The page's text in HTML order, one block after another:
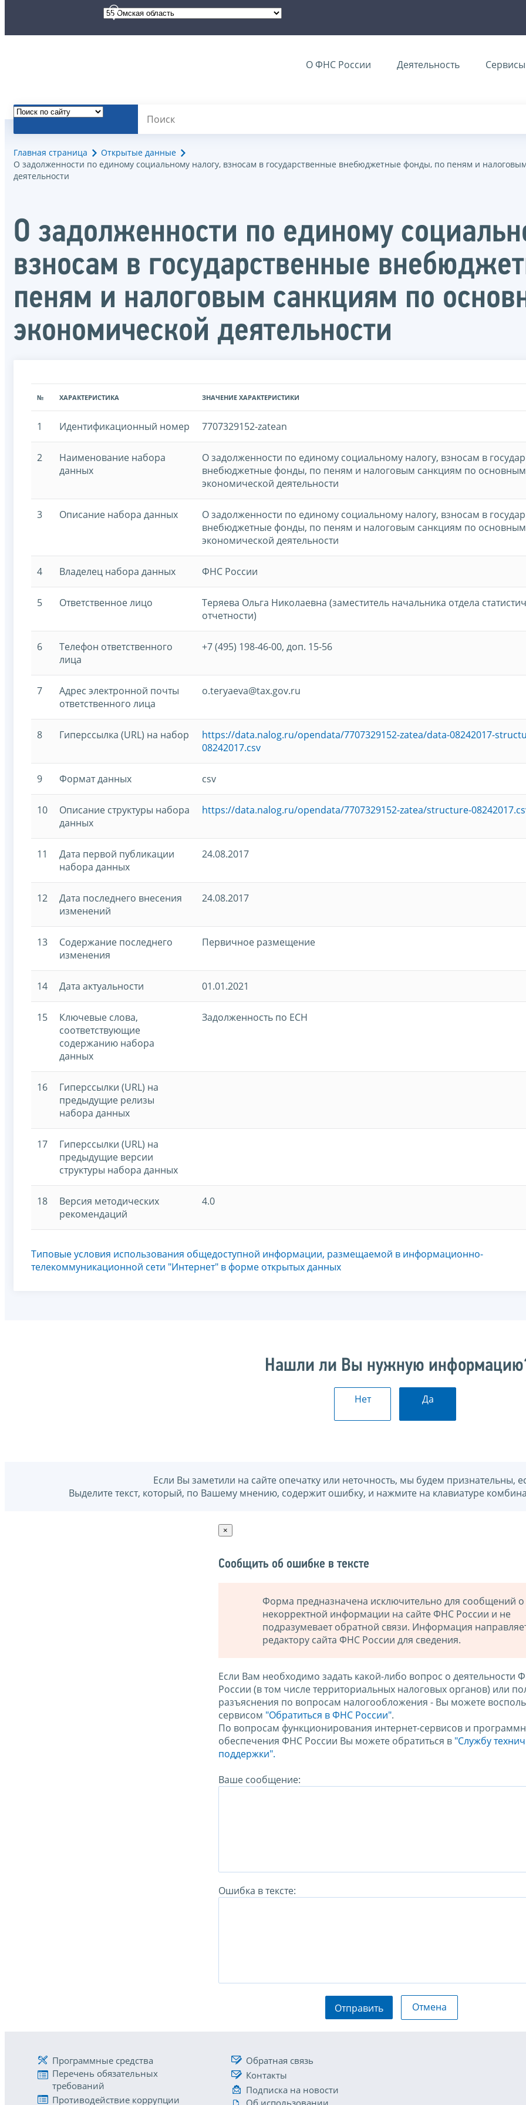
О ФНС России Деятельность Сервисы
Главная страница
Открытые данные
О задолженности по единому социальному налогу, взносам в государственные внебюджетные фонды, по пеням и
деятельности
О задолженности по единому
взносам в государственные
пеням и налоговым санкциям по
экономической деятельности
№ ХАРАКТЕРИСТИКА ЗНАЧЕНИЕ ХАРАКТЕРИСТИКИ
1 Идентификационный номер 7707329152-zatean
2
Наименование набора
данных
О задолженности по единому социальному налогу, взносам в
внебюджетные фонды, по пеням и налоговым санкциям по
экономической деятельности
3 Описание набора данных
О задолженности по единому социальному налогу, взносам в
внебюджетные фонды, по пеням и налоговым санкциям по
экономической деятельности
4 Владелец набора данных ФНС России
5 Ответственное лицо
Теряева Ольга Николаевна (заместитель начальника отдела
отчетности)
6
Телефон ответственного
лица
+7 (495) 198-46-00, доп. 15-56
7
Адрес электронной почты
ответственного лица
o.teryaeva@tax.gov.ru
8 Гиперссылка (URL) на набор
https://data.nalog.ru/opendata/7707329152-zatea/data-08242017-
08242017.csv
9 Формат данных csv
10
Описание структуры набора
данных
https://data.nalog.ru/opendata/7707329152-zatea/structure-
11
Дата первой публикации
набора данных
24.08.2017
12
Дата последнего внесения
изменений
24.08.2017
13
Содержание последнего
изменения
Первичное размещение
14 Дата актуальности 01.01.2021
15
Ключевые слова,
соответствующие
содержанию набора
данных
Задолженность по ЕСН
16
Гиперссылки (URL) на
предыдущие релизы
набора данных
17
Гиперссылки (URL) на
предыдущие версии
структуры набора данных
18
Версия методических
рекомендаций
4.0
Типовые условия использования общедоступной информации, размещаемой в информационно-
телекоммуникационной сети "Интернет" в форме открытых данных
Нашли ли Вы нужную
Нет Да
Если Вы заметили на сайте опечатку или неточность, мы будем признательны,
Выделите текст, который, по Вашему мнению, содержит ошибку, и нажмите на клавиатуре
×
Сообщить об ошибке в тексте
Форма предназначена исключительно для сообщений о
некорректной информации на сайте ФНС России и не
подразумевает обратной связи. Информация
редактору сайта ФНС России для сведения.
Если Вам необходимо задать какой-либо вопрос о деятельности
России (в том числе территориальных налоговых органов) или
разъяснения по вопросам налогообложения - Вы можете
сервисом "Обратиться в ФНС России".
По вопросам функционирования интернет-сервисов и
обеспечения ФНС России Вы можете обратиться в "Службу
поддержки".
Ваше сообщение:
Ошибка в тексте:
Отправить Отмена
Программные средства
Перечень обязательных
требований
Противодействие коррупции
Обратная связь
Контакты
Подписка на новости